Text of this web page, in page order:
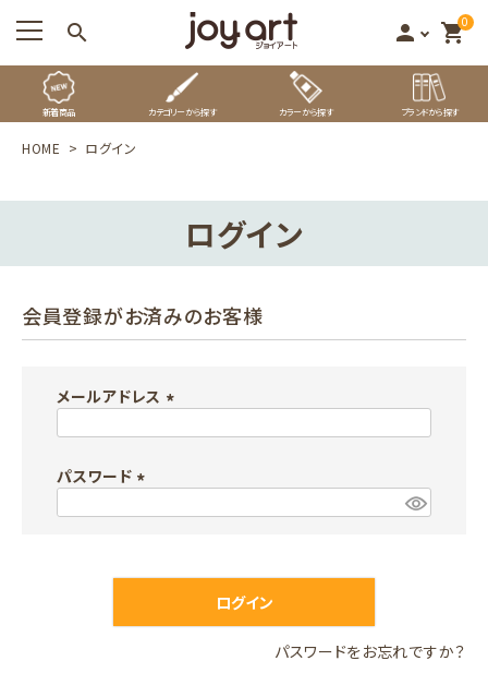
search person 0
shopping_cart
新着商品 カテゴリーから探す カラーから探す ブランドから探す
HOME ログイン
ログイン
会員登録がお済みのお客様
メールアドレス
パスワード
)
ログイン
パスワードをお忘れですか？